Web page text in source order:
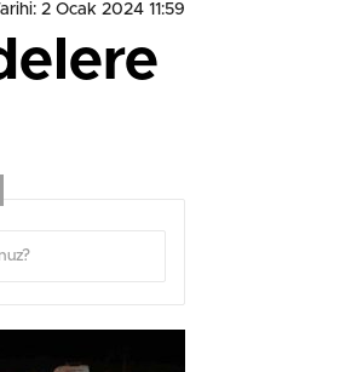
2 Ocak 2024 11:59